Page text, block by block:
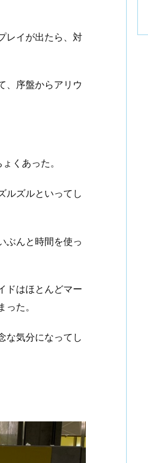
レイが出たら、対
、序盤からアリウ
くあった。
ルズルといってし
ぶんと時間を使っ
ドはほとんどマー
た。
な気分になってし